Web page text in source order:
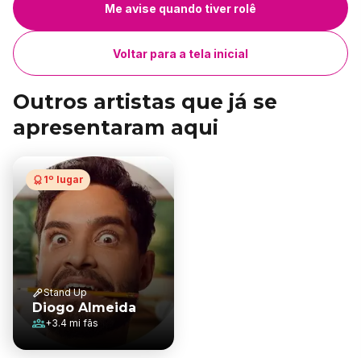
Me avise quando tiver rolê
Voltar para a tela inicial
Outros artistas que já se
apresentaram aqui
1º lugar
Stand Up
Diogo Almeida
+3.4 mi fãs